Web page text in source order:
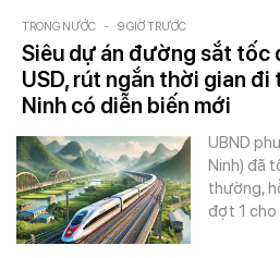
TRONG NƯỚC - 9 GIỜ TRƯỚC
Siêu dự án đường sắt tốc
USD, rút ngắn thời gian đi
Ninh có diễn biến mới
UBND
Ninh) đã
thường,
đợt 1 cho